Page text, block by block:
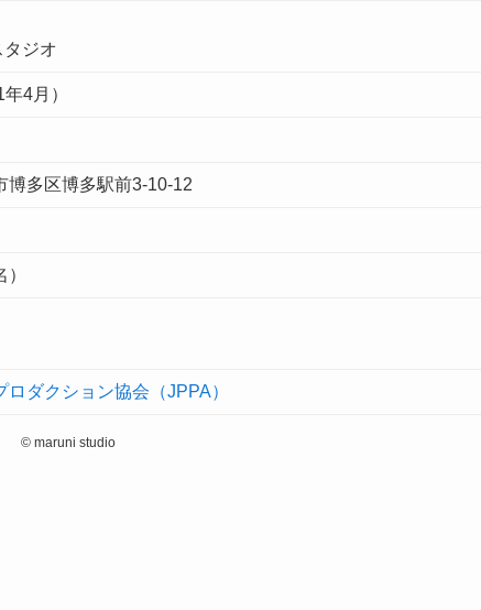
ジオ
4月）
多区博多駅前3-10-12
ダクション協会（JPPA）
© maruni studio